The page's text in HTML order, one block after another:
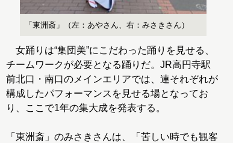
「東洲斎」（左：あやさん、右：みさきさん）
女踊りは“集団美”にこだわった踊りを見せる、
チームワークが必要となる踊りだ。JR高円寺駅
前北口・南口のメインエリアでは、連それぞれが
構成したパフォーマンスを見せる場となってお
り、ここで1年の集大成を発表する。
「東洲斎」のみさきさんは、「苦しい時でも観客